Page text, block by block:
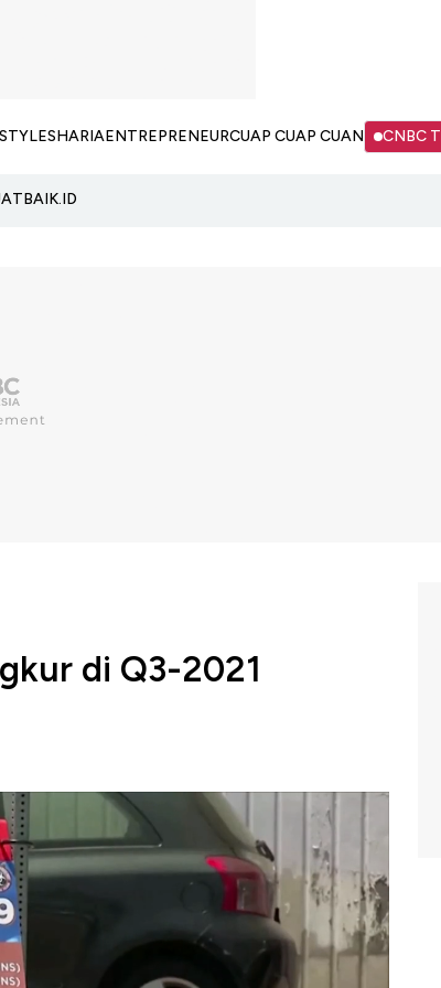
SHARIAENTREPRENEURCUAP CUAP CUAN CNBC
di Q3-2021
Amerika Serikat merilis produk domestik
itu tumbuh 2% pada kuartal ketiga 2021.
pemulihan di masa pandemi.
(Jumat, 29/10/2021) berikut ini.